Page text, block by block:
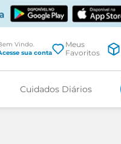
Meus
Favoritos
Cuidados Diários